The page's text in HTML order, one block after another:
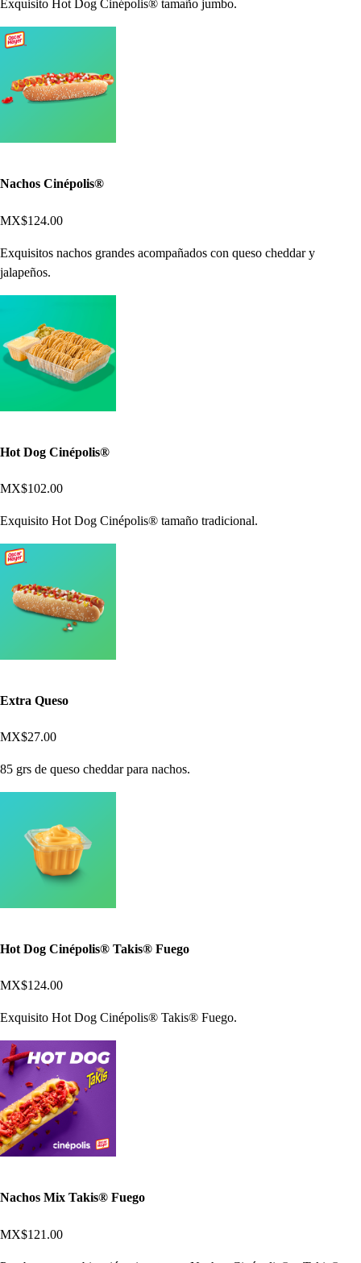
Exquisito Hot Dog Cinépolis® tamaño jumbo.
Nachos Cinépolis®
MX$124.00
Exquisitos nachos grandes acompañados con queso cheddar y
jalapeños.
Hot Dog Cinépolis®
MX$102.00
Exquisito Hot Dog Cinépolis® tamaño tradicional.
Extra Queso
MX$27.00
85 grs de queso cheddar para nachos.
Hot Dog Cinépolis® Takis® Fuego
MX$124.00
Exquisito Hot Dog Cinépolis® Takis® Fuego.
Nachos Mix Takis® Fuego
MX$121.00